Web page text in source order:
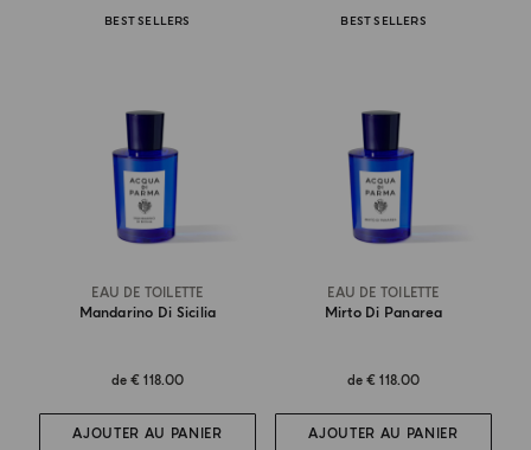
BEST SELLERS
EAU DE TOILETTE
Mandarino Di Sicilia
de€ 118.00
AJOUTER AU PANIER
BEST SELLERS
EAU DE TOILETTE
Mirto Di Panarea
de€ 118.00
AJOUTER AU PANIER